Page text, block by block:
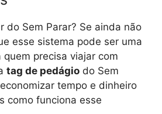
do Sem Parar? Se ainda não
esse sistema pode ser uma
precisa viajar com
tag de pedágio do Sem
tempo e dinheiro
como funciona esse